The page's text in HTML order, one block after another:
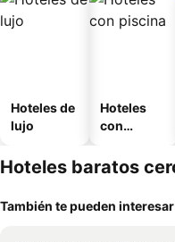
Hoteles de
lujo
Hoteles
con
Hoteles baratos
También te pueden